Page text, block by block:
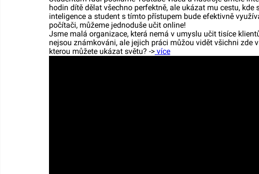
hodin dítě dělat všechno perfektně, ale ukázat mu cestu,
inteligence a student s tímto přístupem bude efektivně
počítači, můžeme jednoduše učit online!
Jsme malá organizace, která nemá v umyslu učit tisíce
nejsou známkováni, ale jejich práci můžou vidět všichni zde
kterou můžete ukázat světu? -> více